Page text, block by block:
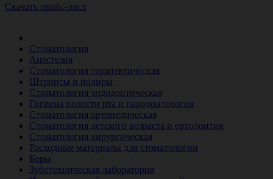
Скачать прайс-лист
Стоматология
Анестезия
Стоматология терапевтическая
Штрипсы и полиры
Стоматология эндодонтическая
Гигиена полости рта и пародонтология
Стоматология ортопедическая
Стоматология детского возраста и ортодонтия
Стоматология хирургическая
Расходные материалы для стоматологии
Боры
Зуботехническая лаборатория